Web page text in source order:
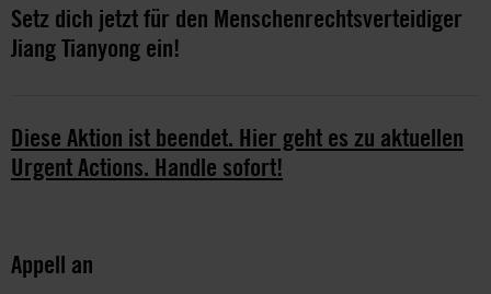
Setz dich jetzt für den Menschenrechtsverteidiger
Jiang Tianyong ein!
Diese Aktion ist beendet. Hier geht es zu aktuellen
Urgent Actions. Handle sofort!
Appell an